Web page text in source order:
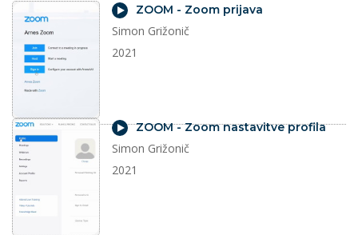
videoZOOM - Zoom prijava
Simon Grižonič
2021
videoZOOM - Zoom nastavitve profila
Simon Grižonič
2021